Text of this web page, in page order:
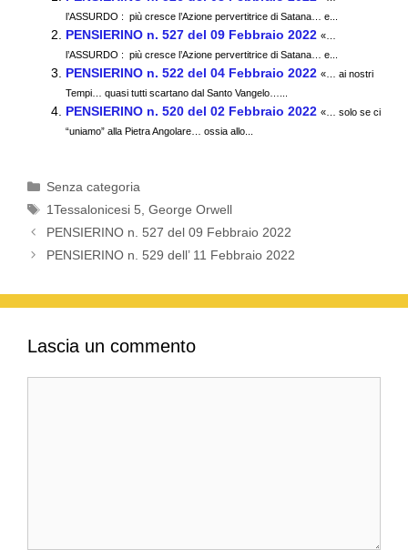
e
b
o
o
k
er
s
A
p
p
gr
a
m
di
vi
di
l’ASSURDO : più cresce l’Azione pervertitrice di Satana… e...
PENSIERINO n. 527 del 09 Febbraio 2022 «…
l’ASSURDO : più cresce l’Azione pervertitrice di Satana… e...
PENSIERINO n. 522 del 04 Febbraio 2022 «… ai nostri
Tempi… quasi tutti scartano dal Santo Vangelo…...
PENSIERINO n. 520 del 02 Febbraio 2022 «… solo se ci
“uniamo” alla Pietra Angolare… ossia allo...
Categorie
Senza categoria
Tag
1Tessalonicesi 5,George Orwell
PENSIERINO n. 527 del 09 Febbraio 2022
PENSIERINO n. 529 dell’ 11 Febbraio 2022
Lascia un commento